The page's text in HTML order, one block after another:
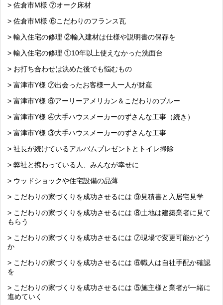
> 佐倉市M様 ⑦オーク床材
> 佐倉市M様 ⑥こだわりのフランス瓦
> 輸入住宅の修理 ②輸入建材は仕様や説明書の保存を
> 輸入住宅の修理 ①10年以上使えなかった洗面台
> お打ち合わせは決めた後でも悩むもの
> 富津市Y様 ⑦出会ったお客様一人一人が財産
> 富津市Y様 ⑥アーリーアメリカン＆こだわりのブルー
> 富津市Y様 ④大手ハウスメーカーのずさんな工事（続き）
> 富津市Y様 ③大手ハウスメーカーのずさんな工事
> 社長が続けているアルバムプレゼントとトイレ掃除
> 弊社と携わっている人、みんなが幸せに
> ウッドショックや住宅設備の品薄
> こだわりの家づくりを成功させるには ⑨見積書と入居宅見学
> こだわりの家づくりを成功させるには ⑧土地は建築業者に見て
もらう
> こだわりの家づくりを成功させるには ⑦現場で変更可能かどう
か
> こだわりの家づくりを成功させるには ⑥職人は自社手配か確認
を
> こだわりの家づくりを成功させるには ⑤施主様と業者が一緒に
進めていく